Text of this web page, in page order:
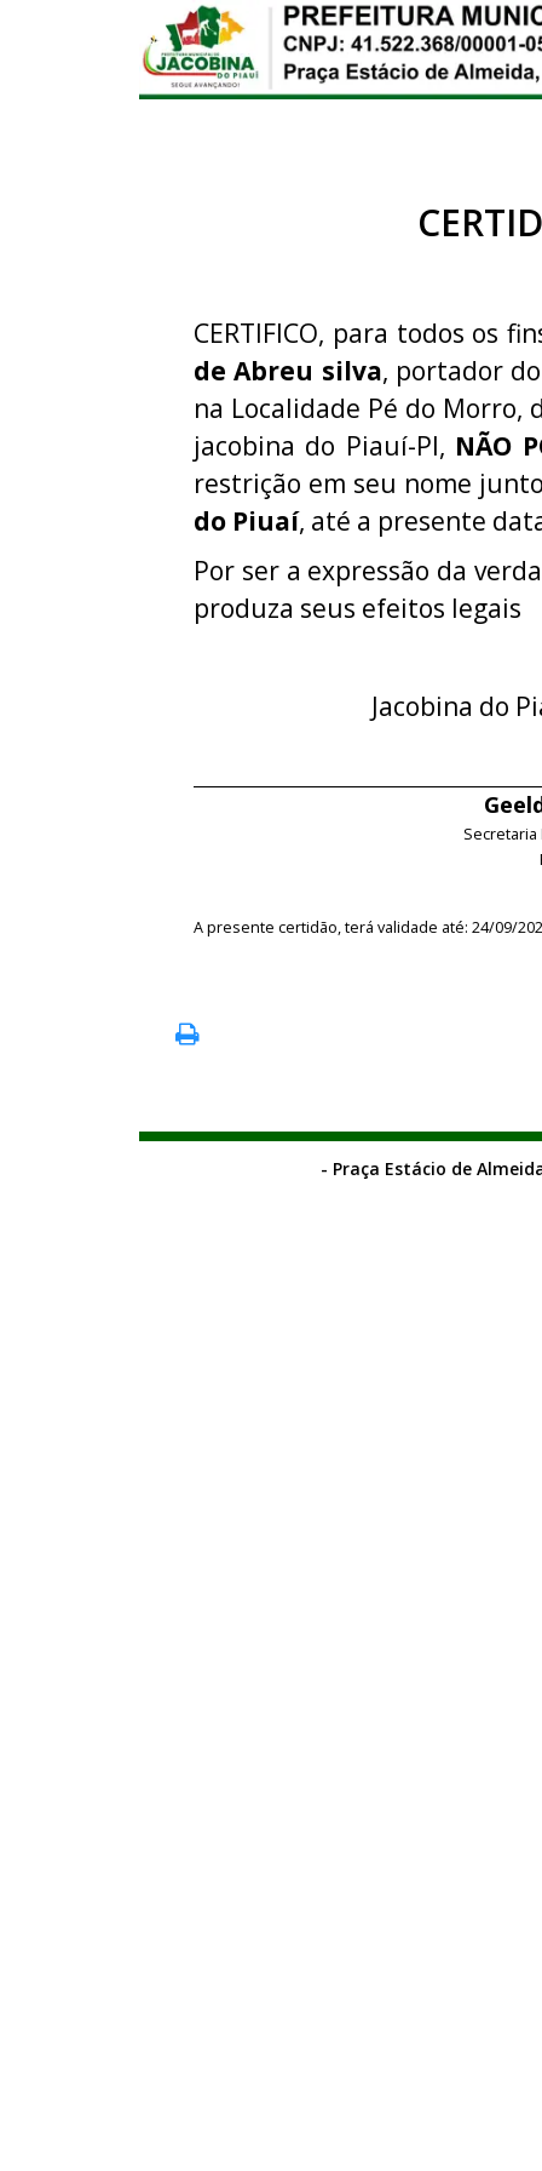
CERTIFICO, para todos os
de Abreu silva, portador do
na Localidade Pé do Morro,
jacobina do Piauí-PI, NÃO
restrição em seu nome
do Piuaí, até a presente
Por ser a expressão da
produza seus efeitos legais
Jacobina do
A presente certidão, terá validade até: 24/09/
- Praça Estácio de